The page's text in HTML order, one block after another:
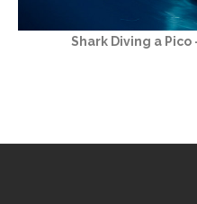
Shark Diving a